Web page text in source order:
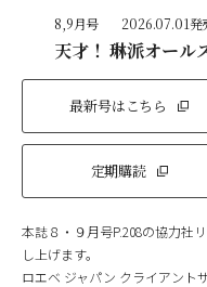
8,9月号 2026.07.01発
天才！ 琳派オール
最新号はこちら
定期購読
本誌８・９月号P.208の協力社
し上げます。
ロエベ ジャパン クライアント